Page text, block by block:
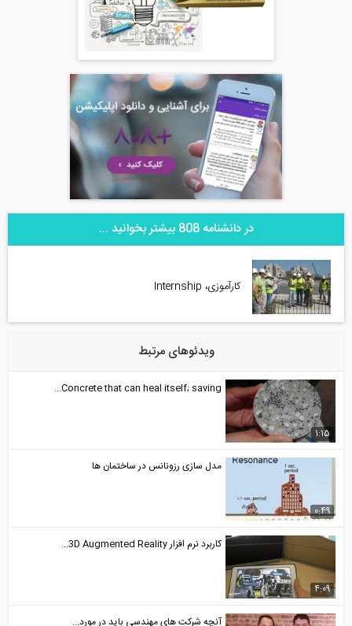
در دانشنامه 808 بیشتر بخوانید ...
کارآموزی، Internship
ویدئوهای مرتبط
1:15
Concrete that can heal itself; saving...
0:49
مدل سازی رزونانس در ساختمان ها
4:09
کاربرد نرم افزار 3D Augmented Reality...
آنچه شرکت های مهندسی باید در مورد...